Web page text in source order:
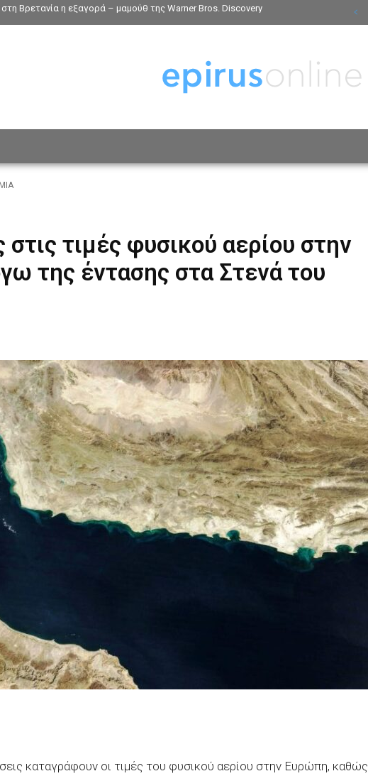
στη Βρετανία η εξαγορά – μαμούθ της Warner Bros. Discovery
τιμές φυσικού αερίου στην
της έντασης στα Στενά του
καταγράφουν οι τιμές του φυσικού αερίου στην Ευρώπη, καθώς